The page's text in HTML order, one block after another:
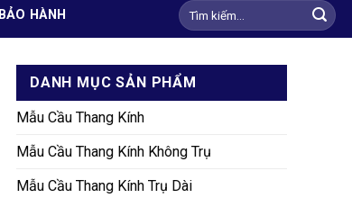
BẢO HÀNH
Tìm
kiếm:
DANH MỤC SẢN PHẨM
Mẫu Cầu Thang Kính
Mẫu Cầu Thang Kính Không Trụ
Mẫu Cầu Thang Kính Trụ Dài